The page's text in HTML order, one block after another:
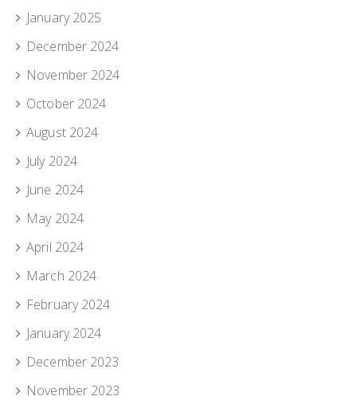
January 2025
December 2024
November 2024
October 2024
August 2024
July 2024
June 2024
May 2024
April 2024
March 2024
February 2024
January 2024
December 2023
November 2023